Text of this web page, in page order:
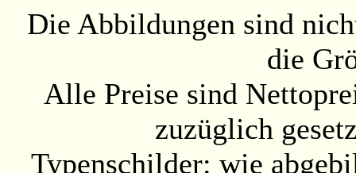
Die Abbildungen sind
die
Alle Preise sind
zuzüglich
Typenschilder: wie